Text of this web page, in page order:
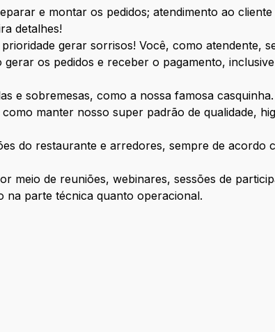
e montar os pedidos; atendimento ao cliente
detalhes!
gerar sorrisos! Você, como atendente,
os pedidos e receber o pagamento,
e sobremesas, como a nossa famosa casquinha.
manter nosso super padrão de qualidade,
do restaurante e arredores, sempre de acordo
meio de reuniões, webinares, sessões de
na parte técnica quanto operacional.